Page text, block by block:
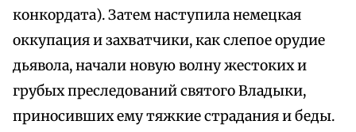
конкордата). Затем наступила немецкая
оккупация и захватчики, как слепое орудие
дьявола, начали новую волну жестоких и
грубых преследований святого Владыки,
приносивших ему тяжкие страдания и беды.